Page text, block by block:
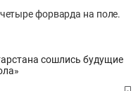
форварда на поле.